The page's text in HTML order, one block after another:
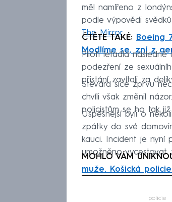
měl namířeno z
podle výpovědi
The Mirror.
ČTĚTE TAKÉ:
Boeing
Modlíme se, zní z
Piloti letadla následně
podezření ze
přistání zavítali za
Stevard sice zprvu
chvíli však změnil
policistům se ho tak
Úspěšnější byli o
zpátky do své
kauci. Incident je nyní
umožněno vycestovat
MOHLO VÁM
muže. Košická
policie